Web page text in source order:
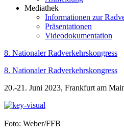
Mediathek
Informationen zur
Präsentationen
Videodokumentation
8. Nationaler Radverkehrskongress
8. Nationaler Radverkehrskongress
20.-21. Juni 2023, Frankfurt am
Foto: Weber/FFB